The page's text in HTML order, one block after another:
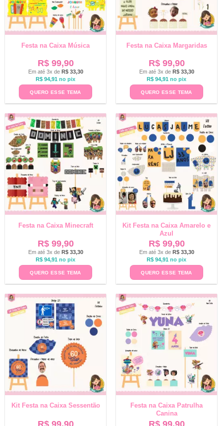
Festa na Caixa Música
R$99,90
Em até 3x de R$33,30
R$ 94,91 no pix
QUERO ESSE TEMA
Festa na Caixa Margaridas
R$99,90
Em até 3x de R$33,30
R$ 94,91 no pix
QUERO ESSE TEMA
Festa na Caixa Minecraft
R$99,90
Em até 3x de R$33,30
R$ 94,91 no pix
QUERO ESSE TEMA
Kit Festa na Caixa Amarelo e
Azul
R$99,90
Em até 3x de R$33,30
R$ 94,91 no pix
QUERO ESSE TEMA
Kit Festa na Caixa Sessentão
R$99,90
Festa na Caixa Patrulha
Canina
R$99,90